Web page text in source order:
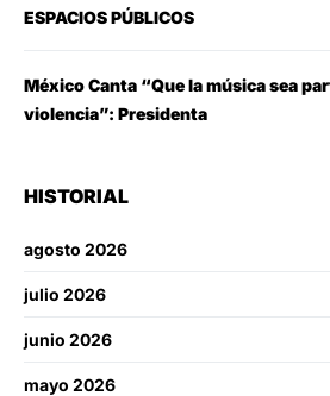
ESPACIOS PÚBLICOS
México Canta “Que la música sea
violencia”: Presidenta
HISTORIAL
agosto 2026
julio 2026
junio 2026
mayo 2026